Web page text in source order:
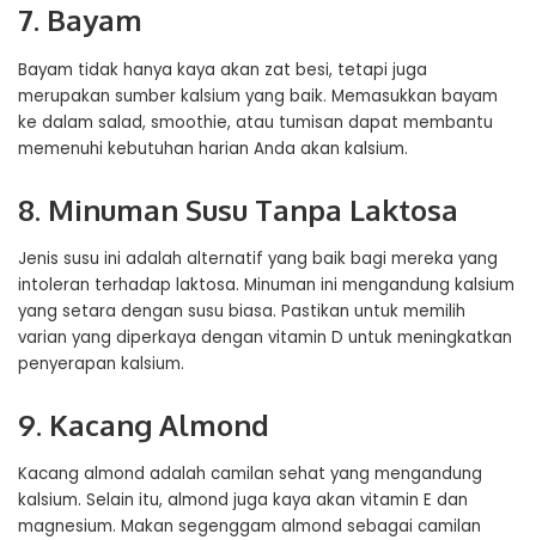
7. Bayam
Bayam tidak hanya kaya akan zat besi, tetapi juga
merupakan sumber kalsium yang baik. Memasukkan bayam
ke dalam salad, smoothie, atau tumisan dapat membantu
memenuhi kebutuhan harian Anda akan kalsium.
8. Minuman Susu Tanpa Laktosa
Jenis susu ini adalah alternatif yang baik bagi mereka yang
intoleran terhadap laktosa. Minuman ini mengandung kalsium
yang setara dengan susu biasa. Pastikan untuk memilih
varian yang diperkaya dengan vitamin D untuk meningkatkan
penyerapan kalsium.
9. Kacang Almond
Kacang almond adalah camilan sehat yang mengandung
kalsium. Selain itu, almond juga kaya akan vitamin E dan
magnesium. Makan segenggam almond sebagai camilan